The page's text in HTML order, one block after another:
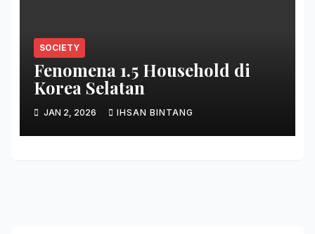
SOCIETY
Fenomena 1.5 Household di
Korea Selatan
JAN 2, 2026 IHSAN BINTANG